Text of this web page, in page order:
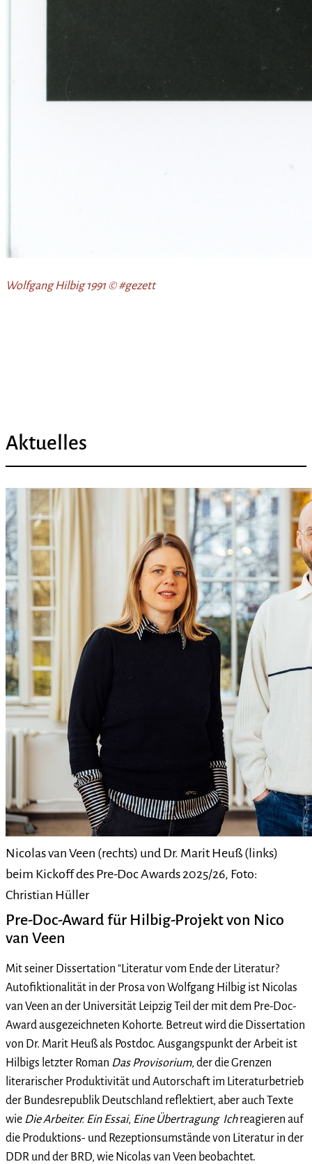
Wolfgang Hilbig 1991 © #gezett
Aktuelles
Nicolas van Veen (rechts) und Dr. Marit Heuß (links)
beim Kickoff des Pre-Doc Awards 2025/26, Foto:
Christian Hüller
Pre-Doc-Award für Hilbig-Projekt von Nico
van Veen
Mit seiner Dissertation "Literatur vom Ende der Literatur?
Autofiktionalität in der Prosa von Wolfgang Hilbig ist Nicolas
van Veen an der Universität Leipzig Teil der mit dem Pre-Doc-
Award ausgezeichneten Kohorte. Betreut wird die Dissertation
von Dr. Marit Heuß als Postdoc. Ausgangspunkt der Arbeit ist
Hilbigs letzter Roman Das Provisorium, der die Grenzen
literarischer Produktivität und Autorschaft im Literaturbetrieb
der Bundesrepublik Deutschland reflektiert, aber auch Texte
wie Die Arbeiter. Ein Essai, Eine Übertragung Ichreagieren auf
die Produktions- und Rezeptionsumstände von Literatur in der
DDR und der BRD, wie Nicolas van Veen beobachtet.